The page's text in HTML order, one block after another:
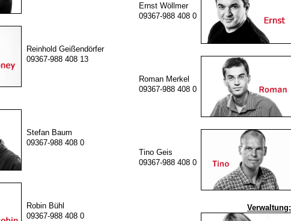
Reinhold Geißendörfer
09367-988 408 13
Stefan Baum
09367-988 408 0
Robin Bühl
09367-988 408 0
Ernst Wöllmer
09367-988 408 0
Roman Merkel
09367-988 408 0
Tino Geis
09367-988 408 0
Verwaltung: